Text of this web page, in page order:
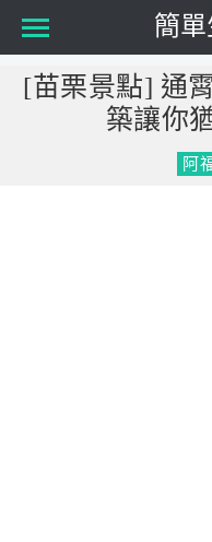
簡單
Main Menu
[苗栗景點] 通
築讓你
阿